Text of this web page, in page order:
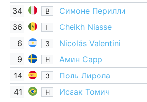
34
В
Симоне Перилли
36
П
Cheikh Niasse
6
З Nicolás Valentini
9 Н Амин Сарр
14 З
Поль Лирола
41
Н
Исаак Томич